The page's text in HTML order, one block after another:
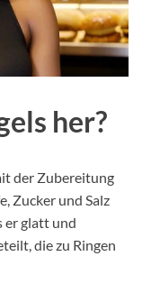
her?
der Zubereitung
Zucker und Salz
er glatt und
die zu Ringen